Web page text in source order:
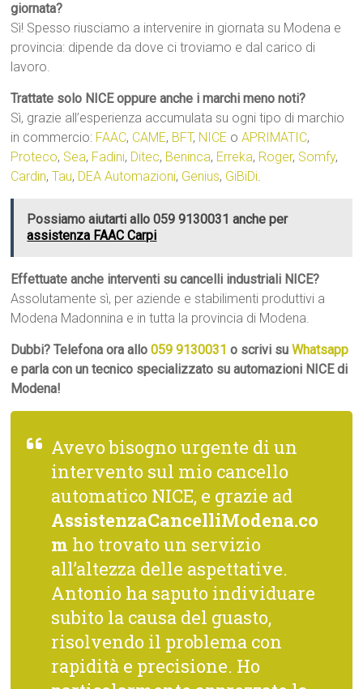
giornata?
Sì! Spesso riusciamo a intervenire in giornata su Modena e
provincia: dipende da dove ci troviamo e dal carico di
lavoro.
Trattate solo NICE oppure anche i marchi meno noti?
Sì, grazie all’esperienza accumulata su ogni tipo di marchio
in commercio: FAAC, CAME, BFT, NICE oAPRIMATIC,
Proteco, Sea, Fadini, Ditec, Beninca, Erreka, Roger, Somfy,
Cardin,Tau, DEA Automazioni, Genius, GiBiDi.
Possiamo aiutarti allo 059 9130031 anche per
assistenza FAAC Carpi
Effettuate anche interventi su cancelli industriali NICE?
Assolutamente sì, per aziende e stabilimenti produttivi a
Modena Madonnina e in tutta la provincia di Modena.
Dubbi? Telefona ora allo059 9130031 o scrivi suWhatsapp
e parla con un tecnico specializzato su automazioni NICE di
Modena!
Avevo bisogno urgente di un
intervento sul mio cancello
automatico NICE, e grazie ad
AssistenzaCancelliModena.co
m ho trovato un servizio
all’altezza delle aspettative.
Antonio ha saputo individuare
subito la causa del guasto,
risolvendo il problema con
rapidità e precisione. Ho